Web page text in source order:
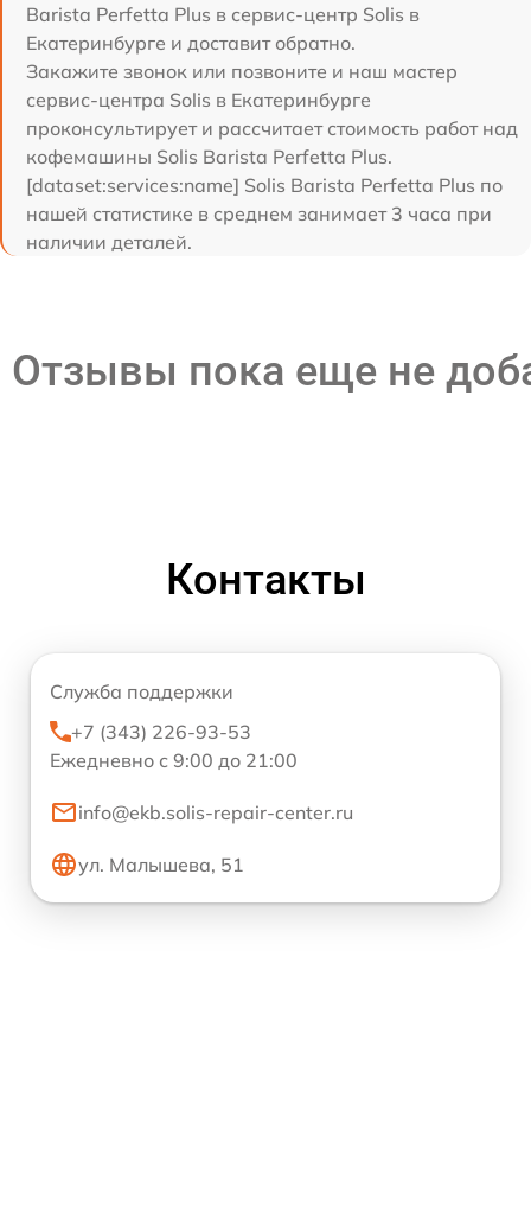
Barista Perfetta Plus в сервис-центр Solis в
Екатеринбурге и доставит обратно.
Закажите звонок или позвоните и наш мастер
сервис-центра Solis в Екатеринбурге
проконсультирует и рассчитает стоимость работ над
кофемашины Solis Barista Perfetta Plus.
[dataset:services:name] Solis Barista Perfetta Plus по
нашей статистике в среднем занимает 3 часа при
наличии деталей.
Отзывы пока еще не
Контакты
Служба поддержки
+7 (343) 226-93-53
Ежедневно с 9:00 до 21:00
info@ekb.solis-repair-center.ru
ул. Малышева, 51